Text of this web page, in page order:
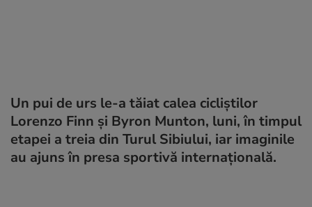
Un pui de urs le-a tăiat calea cicliștilor
Lorenzo Finn și Byron Munton, luni, în timpul
etapei a treia din Turul Sibiului, iar imaginile
au ajuns în presa sportivă internațională.